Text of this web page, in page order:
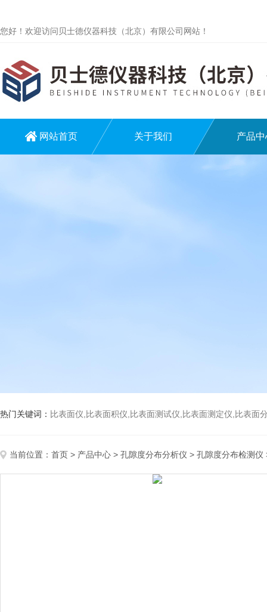
您好！欢迎访问贝士德仪器科技（北京）有限公司网站！
网站首页 关于我们 产品中
热门关键词： 比表面仪,比表面积仪,比表面测试仪,比表面测定仪,比表面分析仪,比表
当前位置： 首页 > 产品中心 > 孔隙度分布分析仪 > 孔隙度分布检测仪